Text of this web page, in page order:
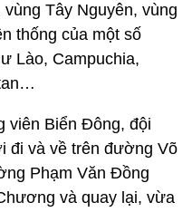
Tây Nguyên, vùng
thống của một số
Lào, Campuchia,
viên Biển Đông, đội
đi và về trên đường Võ
Phạm Văn Đồng
và quay lại, vừa